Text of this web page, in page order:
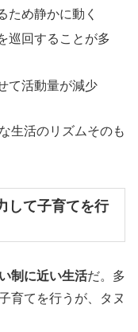
ため静かに動く
巡回することが多
て活動量が減少
生活のリズムそのも
して子育てを行
制に近い生活だ。多
育てを行うが、タヌ